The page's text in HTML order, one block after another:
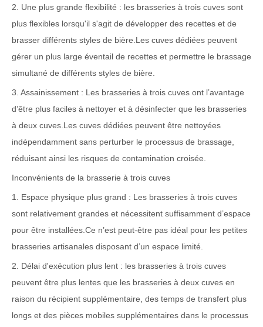
2. Une plus grande flexibilité : les brasseries à trois cuves sont
plus flexibles lorsqu'il s'agit de développer des recettes et de
brasser différents styles de bière.Les cuves dédiées peuvent
gérer un plus large éventail de recettes et permettre le brassage
simultané de différents styles de bière.
3. Assainissement : Les brasseries à trois cuves ont l’avantage
d’être plus faciles à nettoyer et à désinfecter que les brasseries
à deux cuves.Les cuves dédiées peuvent être nettoyées
indépendamment sans perturber le processus de brassage,
réduisant ainsi les risques de contamination croisée.
Inconvénients de la brasserie à trois cuves
1. Espace physique plus grand : Les brasseries à trois cuves
sont relativement grandes et nécessitent suffisamment d’espace
pour être installées.Ce n’est peut-être pas idéal pour les petites
brasseries artisanales disposant d’un espace limité.
2. Délai d'exécution plus lent : les brasseries à trois cuves
peuvent être plus lentes que les brasseries à deux cuves en
raison du récipient supplémentaire, des temps de transfert plus
longs et des pièces mobiles supplémentaires dans le processus